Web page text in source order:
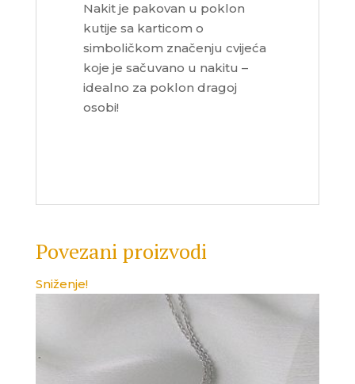
Nakit je pakovan u poklon
kutije sa karticom o
simboličkom značenju cvijeća
koje je sačuvano u nakitu –
idealno za poklon dragoj
osobi!
Povezani proizvodi
Sniženje!